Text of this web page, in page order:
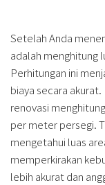
Setelah Anda
adalah menghitung
Perhitungan ini
biaya secara
renovasi
per meter persegi.
mengetahui luas
memperkirakan
lebih akurat dan